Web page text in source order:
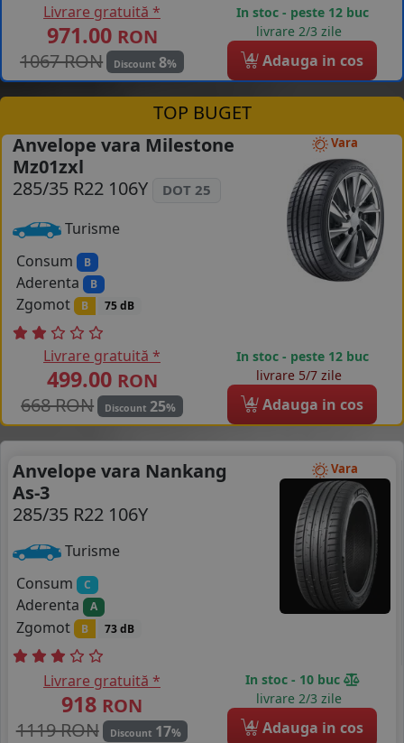
Livrare gratuită *
971.00 RON
1067 RON
Discount 8%
In stoc - peste 12 buc
livrare 2/3 zile
4 Adauga in cos
TOP BUGET
Vara
Anvelope vara Milestone
Mz01zxl
285/35 R22 106Y
DOT 25
Turisme
Consum
B
Aderenta B
Zgomot B 75 dB
Livrare gratuită *
499.00 RON
668 RON
Discount 25%
In stoc - peste 12 buc
livrare 5/7 zile
4 Adauga in cos
Vara
Anvelope vara Nankang
As-3
285/35 R22 106Y
Turisme
Consum
C
Aderenta A
Zgomot B 73 dB
Livrare gratuită *
918 RON
1119 RON
Discount 17%
In stoc - 10 buc
livrare 2/3 zile
4 Adauga in cos